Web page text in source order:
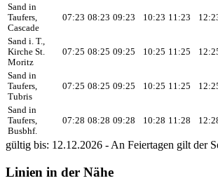
Sand in
Taufers,
Cascade
07:23 08:23 09:23 10:23 11:23
Sand i. T.,
Kirche St.
Moritz
07:25 08:25 09:25 10:25 11:25
Sand in
Taufers,
Tubris
07:25 08:25 09:25 10:25 11:25
Sand in
Taufers,
Busbhf.
07:28 08:28 09:28 10:28 11:28
gültig bis: 12.12.2026 - An Feiertagen gilt der
Linien in der Nähe